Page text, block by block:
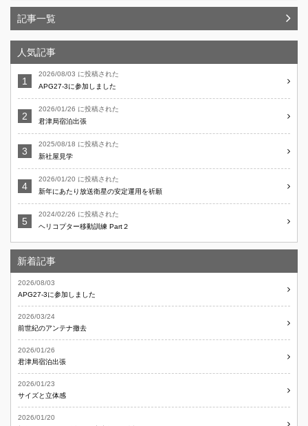
記事一覧
人気記事
2026/08/03 に投稿された
APG27-3に参加しました
2026/01/26 に投稿された
君津局宿泊出張
2025/08/18 に投稿された
新社屋見学
2026/01/20 に投稿された
新年にあたり放送衛星の安定運用を祈願
2024/02/26 に投稿された
ヘリコプター移動訓練 Part２
新着記事
2026/08/03
APG27-3に参加しました
2026/03/24
前世紀のアンテナ撤去
2026/01/26
君津局宿泊出張
2026/01/23
サイズと立体感
2026/01/20